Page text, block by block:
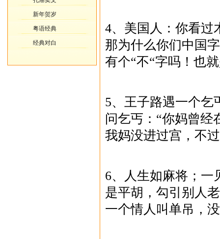
新年贺岁
粤语经典
经典对白
4、美国人：你看过
那为什么你们中国
有个“不“字吗！也
5、王子路遇一个乞
问乞丐：“你妈曾经
我妈没进过宫，不
6、人生如麻将；一
是平胡，勾引别人
一个情人叫单吊，